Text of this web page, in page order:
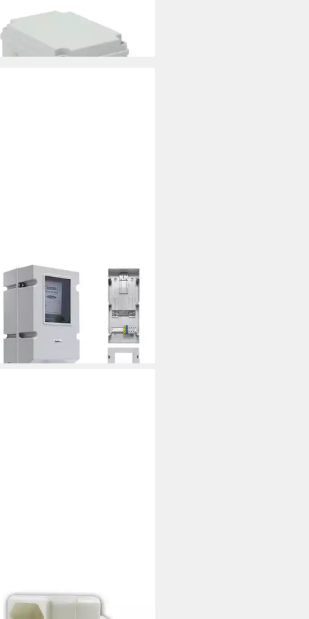
(1-St)
€
- in 3-4 Werktagen bei dir
PLAST
Zählergehäuse OZP/Z
Zählertafel Zählerbrett
38.02 E-P
€
- in 3-4 Werktagen bei dir
2,5A Steckdosenverteiler